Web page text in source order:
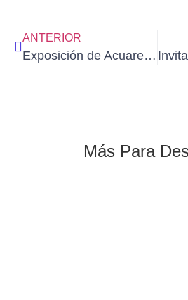
ANTERIOR
Exposición de Acuarelas: «Atmósferas Urbanas» de ROBERTO MONTORO en Madrid (del 14/12/2023 al 5/1/2024)
Más Para